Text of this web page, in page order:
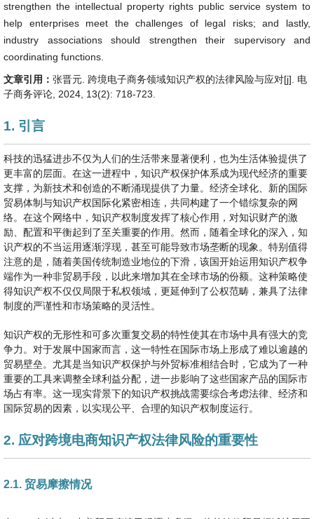
strengthen the intellectual property rights public service system to
help enterprises meet the challenges of legal risks; and lastly,
industry associations should strengthen their supervisory and
coordinating functions.
文章引用： 张晋元. 跨境电子商务领域知识产权的法律风险与应对[j]. 电
子商务评论, 2024, 13(2): 718-723.
1. 引言
科技的迅猛进步不仅为人们的生活带来显著便利，也为生活体验提供了
更丰富的层面。在这一进程中，知识产权保护体系成为现代经济的重要
支撑，为新技术和创造的不断涌现提供了力量。经济全球化、新的国际
贸易体制与知识产权国际化紧密相连，共同构建了一个错综复杂的网
络。在这个网络中，知识产权制度发挥了核心作用，对知识财产的激
励、配置和平衡起到了至关重要的作用。然而，随着全球化的深入，知
识产权的不当运用逐渐浮现，甚至可能导致市场垄断的现象。特别值得
注意的是，随着美国传统制造业地位的下滑，该国开始运用知识产权争
端作为一种非贸易手段，以此来增加其在全球市场的份额。这种策略使
得知识产权不仅仅局限于私权领域，更延伸到了公权范畴，兼具了法律
制度的严谨性和市场策略的灵活性。
知识产权的无形性和可多次重复交易的特性使其在市场中具有强大的竞
争力。对于发展中国家而言，这一特性在国际市场上形成了难以逾越的
贸易壁垒。尤其是当知识产权保护与外贸标准相结合时，它成为了一种
重要的工具来调整全球利益分配，进一步影响了这些国家产品的国际市
场占有率。这一现实背景下的知识产权挑战需要综合考虑法律、经济和
国际贸易的因素，以实现公平、合理的知识产权制度运行。
2. 应对跨境电商知识产权法律风险的重要性
2.1. 贸易摩擦情况